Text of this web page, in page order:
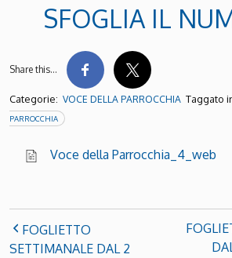
SFOGLIA IL
Share this…
Categorie: VOCE DELLA PARROCCHIA Taggato
PARROCCHIA
Voce della Parrocchia_4_web
FOGLIETTO
SETTIMANALE DAL 2